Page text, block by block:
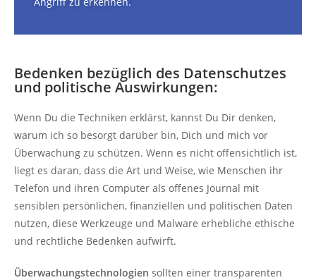
Bedenken bezüglich des Datenschutzes
und politische Auswirkungen:
Wenn Du die Techniken erklärst, kannst Du Dir denken,
warum ich so besorgt darüber bin, Dich und mich vor
Überwachung zu schützen. Wenn es nicht offensichtlich ist,
liegt es daran, dass die Art und Weise, wie Menschen ihr
Telefon und ihren Computer als offenes Journal mit
sensiblen persönlichen, finanziellen und politischen Daten
nutzen, diese Werkzeuge und Malware erhebliche ethische
und rechtliche Bedenken aufwirft.
Überwachungstechnologien sollten einer transparenten